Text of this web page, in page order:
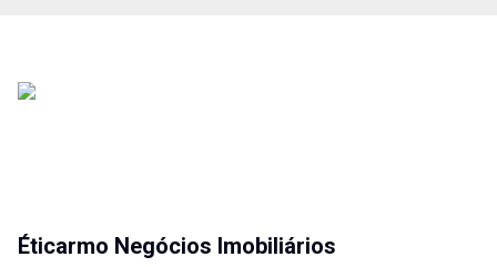
Éticarmo Negócios Imobiliários